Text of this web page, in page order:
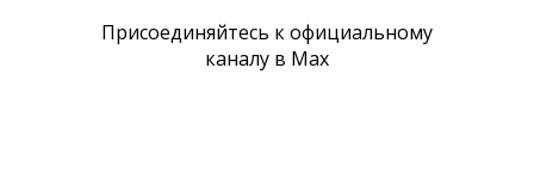
Присоединяйтесь к официальному
каналу в Max